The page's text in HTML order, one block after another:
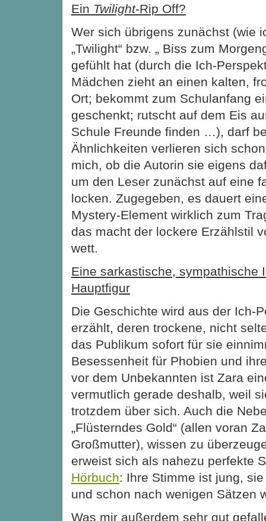
Ein Twilight-Rip Off?
Wer sich übrigens zunächst (wie
„Twilight“ bzw. „ Biss zum
gefühlt hat (durch die Ich-
Mädchen zieht an einen kalten,
Ort; bekommt zum Schulanfang
geschenkt; rutscht auf dem Eis
Schule Freunde finden …), darf
Ähnlichkeiten verlieren sich
mich, ob die Autorin sie eigens
um den Leser zunächst auf eine
locken. Zugegeben, es dauert
Mystery-Element wirklich zum
das macht der lockere Erzählstil
wett.
Eine sarkastische, sympathische
Hauptfigur
Die Geschichte wird aus der Ich-
erzählt, deren trockene, nicht
das Publikum sofort für sie
Besessenheit für Phobien und
vor dem Unbekannten ist Zara
vermutlich gerade deshalb, weil
trotzdem über sich. Auch die
„Flüsterndes Gold“ (allen voran
Großmutter), wissen zu
erweist sich als nahezu perfekte
Hörbuch: Ihre Stimme ist jung,
und schon nach wenigen Sätzen
Was mir außerdem sehr gut